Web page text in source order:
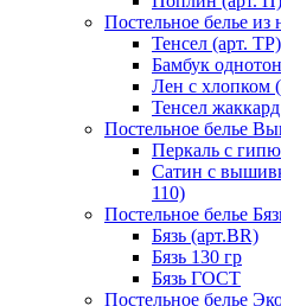
Постельное белье из
Тенсел (арт. ТР)
Бамбук
Лен с хлопком
Тенсел
Постельное белье
Перкаль с
Сатин с
110)
Постельное белье
Бязь (арт.BR)
Бязь 130 гр
Бязь ГОСТ
Постельное белье